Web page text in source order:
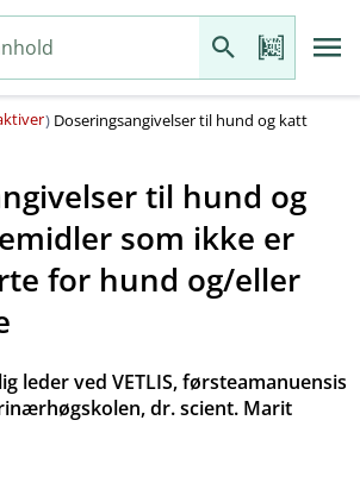
) Doseringsangivelser til hund og katt
til hund og
som ikke er
for hund og​/​eller
leder ved VETLIS, førsteamanuensis
dr. scient. Marit